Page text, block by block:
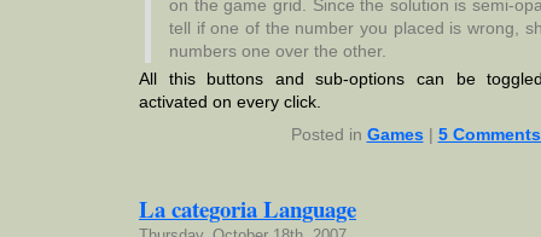
on the game grid. Since the solution is semi-
tell if one of the number you placed is wrong,
numbers one over the other.
All this buttons and sub-options can be
activated on every click.
Posted in Games | 5
La categoria Language